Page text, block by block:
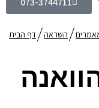
דף הבית השראה